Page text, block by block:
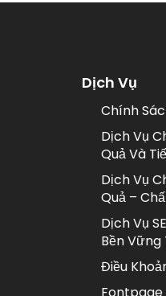
Dịch Vụ
Chính
Dịch Vụ
Quả Và
Dịch Vụ
Quả –
Dịch Vụ
Bền Vững
Điều